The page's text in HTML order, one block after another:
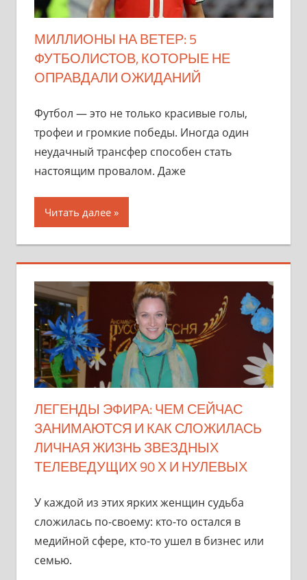
МИЛЛИОНЫ НА ВЕТЕР: 5
ФУТБОЛИСТОВ, КОТОРЫЕ НЕ
ОПРАВДАЛИ ОЖИДАНИЙ
Футбол — это не только красивые голы,
трофеи и громкие победы. Иногда один
неудачный трансфер способен стать
настоящим провалом. Даже
Читать далее
ЛЕГЕНДЫ ЭФИРА: ЧЕМ СЕЙЧАС
ЗАНИМАЮТСЯ И КАК СЛОЖИЛАСЬ
ЛИЧНАЯ ЖИЗНЬ ЗВЕЗДНЫХ
ТЕЛЕВЕДУЩИХ 90 Х И НУЛЕВЫХ
У каждой из этих ярких женщин судьба
сложилась по-своему: кто-то остался в
медийной сфере, кто-то ушел в бизнес или
семью.